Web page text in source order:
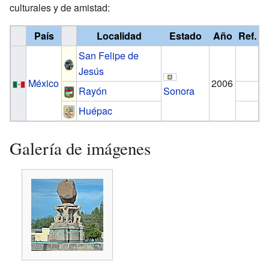
culturales y de amistad:
País Localidad Estado Año Ref.
México
San Felipe de
Jesús
Sonora
2006
Rayón
Huépac
Galería de imágenes